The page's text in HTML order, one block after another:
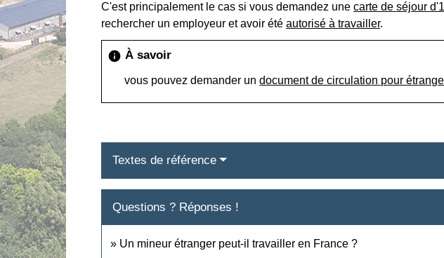
C'est principalement le cas si vous demandez unecarte de séjour
rechercher un employeur et avoir étéautorisé à travailler.
info À savoir
vous pouvez demander undocument de circulation pour
Textes de référence
Questions ? Réponses !
Un mineur étranger peut-il travailler en France ?